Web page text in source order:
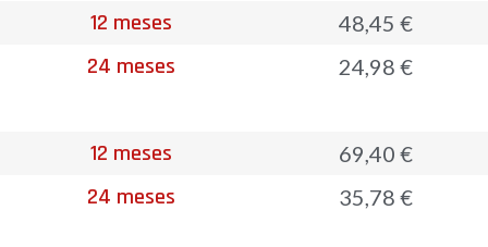
12 meses 48,45 €
24 meses 24,98 €
12 meses 69,40 €
24 meses 35,78 €